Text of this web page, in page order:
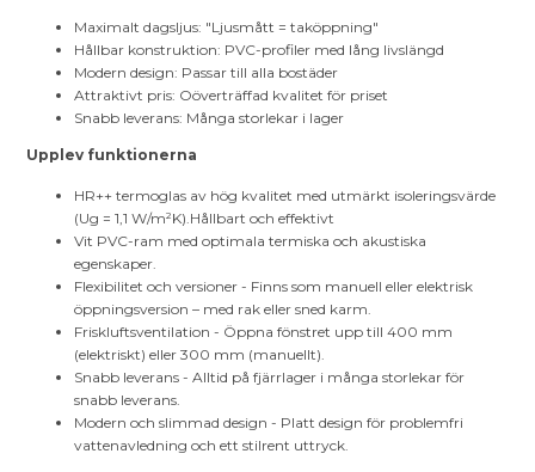
Maximalt dagsljus: "Ljusmått = taköppning"
Hållbar konstruktion: PVC-profiler med lång livslängd
Modern design: Passar till alla bostäder
Attraktivt pris: Oöverträffad kvalitet för priset
Snabb leverans: Många storlekar i lager
Upplev funktionerna
HR++ termoglas av hög kvalitet med utmärkt isoleringsvärde
(Ug = 1,1 W/m²K).Hållbart och effektivt
Vit PVC-ram med optimala termiska och akustiska
egenskaper.
Flexibilitet och versioner - Finns som manuell eller elektrisk
öppningsversion – med rak eller sned karm.
Friskluftsventilation - Öppna fönstret upp till 400 mm
(elektriskt) eller 300 mm (manuellt).
Snabb leverans - Alltid på fjärrlager i många storlekar för
snabb leverans.
Modern och slimmad design - Platt design för problemfri
vattenavledning och ett stilrent uttryck.